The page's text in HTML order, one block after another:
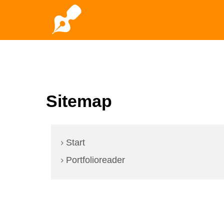
Sitemap
Start
Portfolioreader